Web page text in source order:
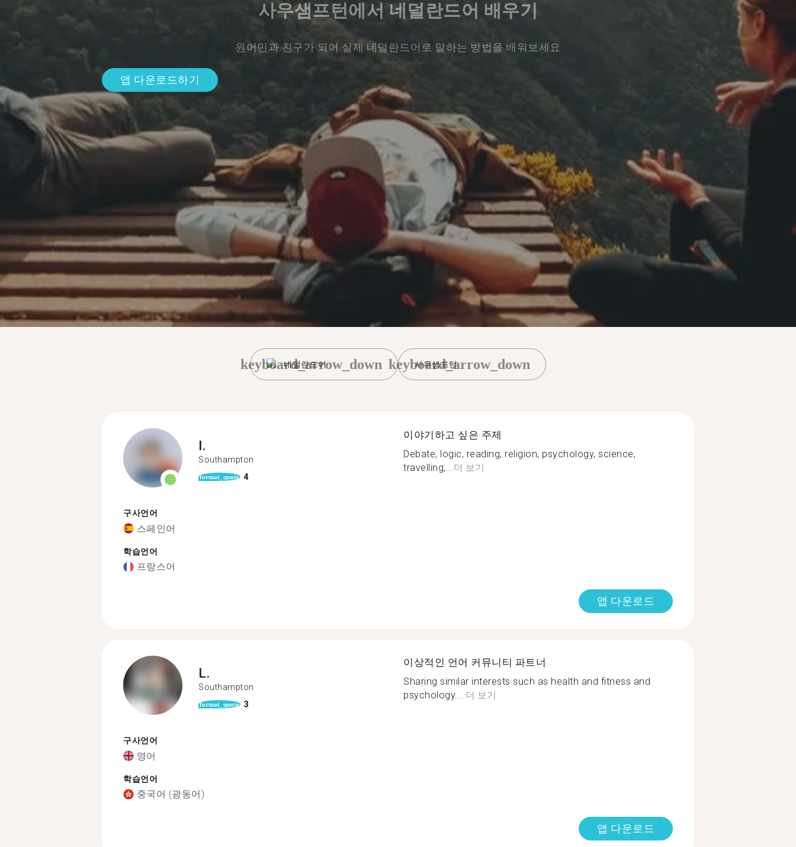
사우샘프턴에서 네덜란드어 배우기
원어민과 친구가 되어 실제 네덜란드어로 말하는 방법을 배워보세요
앱 다운로드하기
네덜란드어
keyboard_arrow_down 사우샘프턴
keyboard_arrow_down
I.
Southampton
format_quote 4
구사언어
스페인어
학습언어
프랑스어
이야기하고 싶은 주제
Debate, logic, reading, religion, psychology, science,
travelling,...더 보기
앱 다운로드
L.
Southampton
format_quote 3
구사언어
영어
학습언어
중국어 (광동어)
이상적인 언어 커뮤니티 파트너
Sharing similar interests such as health and fitness and
psychology....더 보기
앱 다운로드